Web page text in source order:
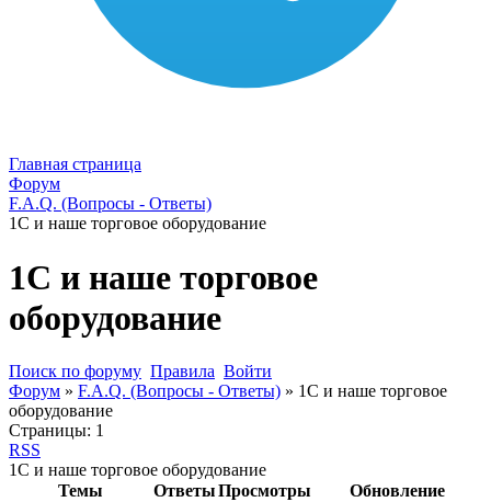
Главная страница
Форум
F.A.Q. (Вопросы - Ответы)
1С и наше торговое оборудование
1С и наше торговое
оборудование
Поиск по форуму Правила Войти
Форум » F.A.Q. (Вопросы - Ответы) » 1С и наше торговое
оборудование
Страницы: 1
RSS
1С и наше торговое оборудование
Темы
ОтветыПросмотры
Обновление